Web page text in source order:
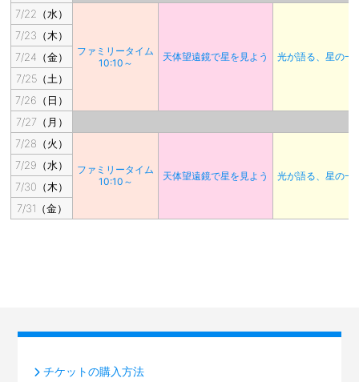
7/22（水）
ファミリータイム
10:10～
天体望遠鏡で星を見よう 光が語る、星の一
7/23（木）
7/24（金）
7/25（土）
7/26（日）
7/27（月）
7/28（火）
ファミリータイム
10:10～
天体望遠鏡で星を見よう 光が語る、星の一
7/29（水）
7/30（木）
7/31（金）
チケットの購入方法